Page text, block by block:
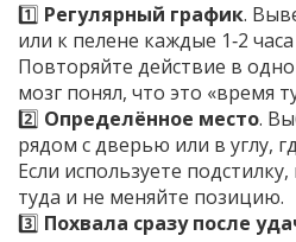
1️⃣ Регулярный график.
или к пелене каждые 1‑2
Повторяйте действие в
мозг понял, что это «время
2️⃣ Определённое место.
рядом с дверью или в углу,
Если используете
туда и не меняйте позицию.
3️⃣ Похвала сразу после